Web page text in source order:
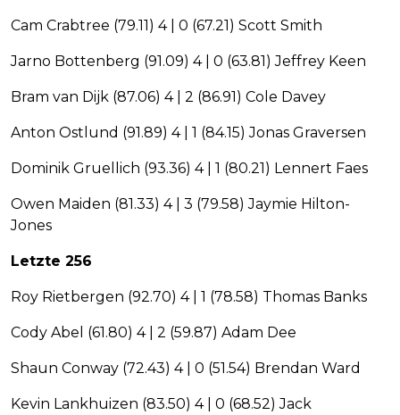
Cam Crabtree (79.11) 4 | 0 (67.21) Scott Smith
Jarno Bottenberg (91.09) 4 | 0 (63.81) Jeffrey Keen
Bram van Dijk (87.06) 4 | 2 (86.91) Cole Davey
Anton Ostlund (91.89) 4 | 1 (84.15) Jonas Graversen
Dominik Gruellich (93.36) 4 | 1 (80.21) Lennert Faes
Owen Maiden (81.33) 4 | 3 (79.58) Jaymie Hilton-
Jones
Letzte 256
Roy Rietbergen (92.70) 4 | 1 (78.58) Thomas Banks
Cody Abel (61.80) 4 | 2 (59.87) Adam Dee
Shaun Conway (72.43) 4 | 0 (51.54) Brendan Ward
Kevin Lankhuizen (83.50) 4 | 0 (68.52) Jack